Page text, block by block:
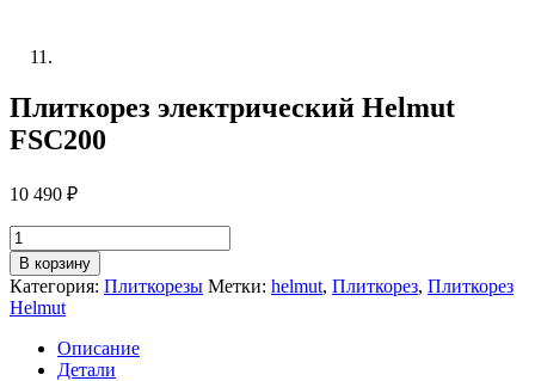
Плиткорез электрический Helmut
FSC200
10 490 ₽
Количество
товара
Плиткорез
электрический
Helmut
FSC200
В корзину
Категория: Плиткорезы Метки: helmut, Плиткорез, Плиткорез
Helmut
Описание
Детали